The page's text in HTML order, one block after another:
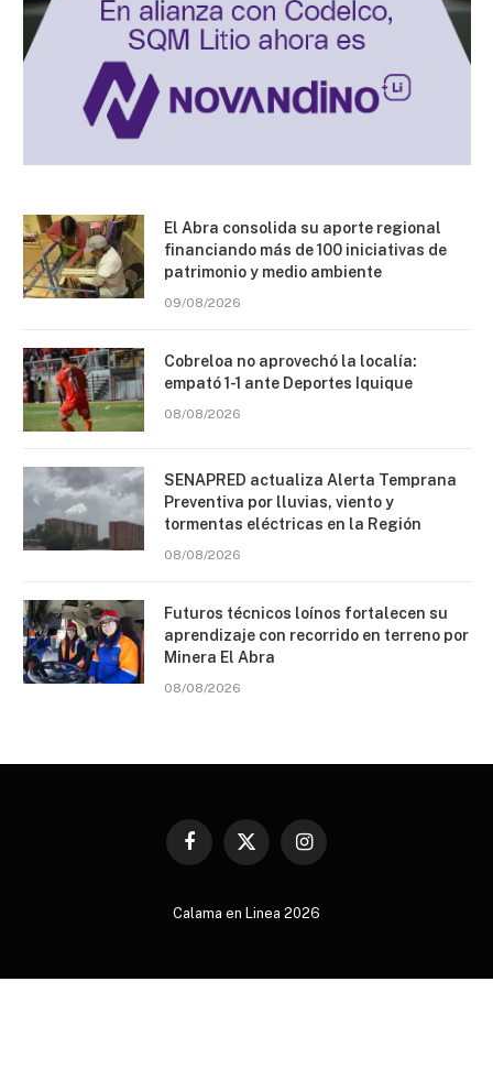
El Abra consolida su aporte regional
financiando más de 100 iniciativas de
patrimonio y medio ambiente
09/08/2026
Cobreloa no aprovechó la localía:
empató 1-1 ante Deportes Iquique
08/08/2026
SENAPRED actualiza Alerta Temprana
Preventiva por lluvias, viento y
tormentas eléctricas en la Región
08/08/2026
Futuros técnicos loínos fortalecen su
aprendizaje con recorrido en terreno por
Minera El Abra
08/08/2026
Facebook
X
Instagram
Calama en Linea 2026